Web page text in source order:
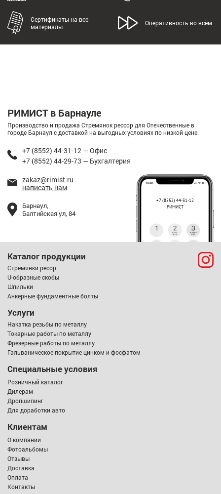
Сертификаты на все
материалы
Оперативность во всём
РИМИСТ в Барнауле
Производство и продажа Стремянок рессор для Отечественные в
городе Барнаул с доставкой на выгодных условиях по низкой цене.
+7 (8552) 44-31-12 — Офис
+7 (8552) 44-29-73 — Бухгалтерия
zakaz@rimist.ru
написать нам
+7 (8552) 44-31-12
РИМИСТ
Барнаул,
Балтийская ул, 84
Каталог продукции
Стремянки ресор
U-образные скобы
Шпильки
Анкерные фундаментные болты
Услуги
Накатка резьбы по металлу
Токарные работы по металлу
Фрезерные работы по металлу
Гальваническое покрытие цинком и фосфатом
Специальные условия
Розничный каталог
Дилерам
Дропшипинг
Для доработки авто
Клиентам
О компании
Фотоальбомы
Отзывы
Доставка
Оплата
Контакты